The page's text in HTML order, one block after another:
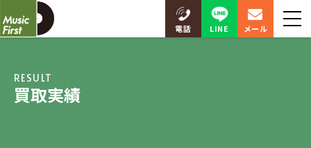
電話 LINE メール
RESULT
買取実績